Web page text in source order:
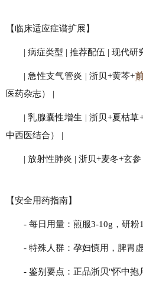
【临床适应症谱扩展】
| 病症类型 | 推荐配伍 | 现代研
| 急性支气管炎 | 浙贝+黄芩+
医药杂志） |
| 乳腺囊性增生 | 浙贝+夏枯
中西医结合） |
| 放射性肺炎 | 浙贝+麦冬+玄
【安全用药指南】
- 每日用量：煎服3-10g，研粉
- 特殊人群：孕妇慎用，脾胃
- 鉴别要点：正品浙贝"怀中抱